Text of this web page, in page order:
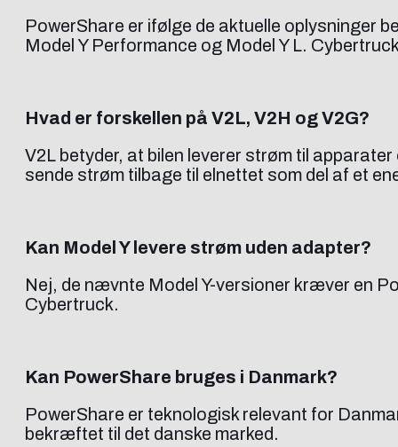
PowerShare er ifølge de aktuelle oplysninger
Model Y Performance og Model Y L.
Hvad er forskellen på V2L, V2H og V2G?
V2L betyder, at bilen leverer strøm til
sende strøm tilbage til elnettet som del af et
Kan Model Y levere strøm uden adapter?
Nej, de nævnte Model Y-versioner kræver en
Cybertruck.
Kan PowerShare bruges i Danmark?
PowerShare er teknologisk relevant for
bekræftet til det danske marked.